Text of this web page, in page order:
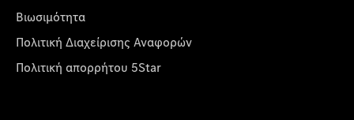
Βιωσιμότητα
Πολιτική Διαχείρισης Αναφορών
Πολιτική απορρήτου 5Star